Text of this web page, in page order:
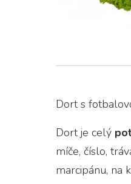
Dort s
Dort je celý
míče, číslo,
marcipánu, na